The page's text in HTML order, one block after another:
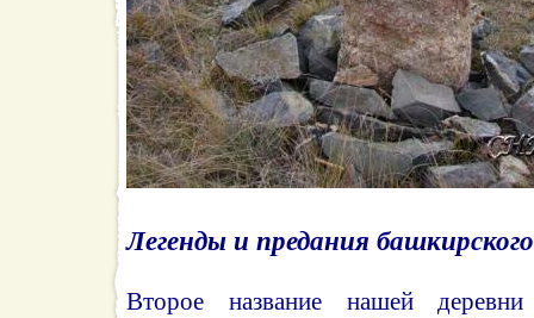
Легенды и предания
Второе название нашей